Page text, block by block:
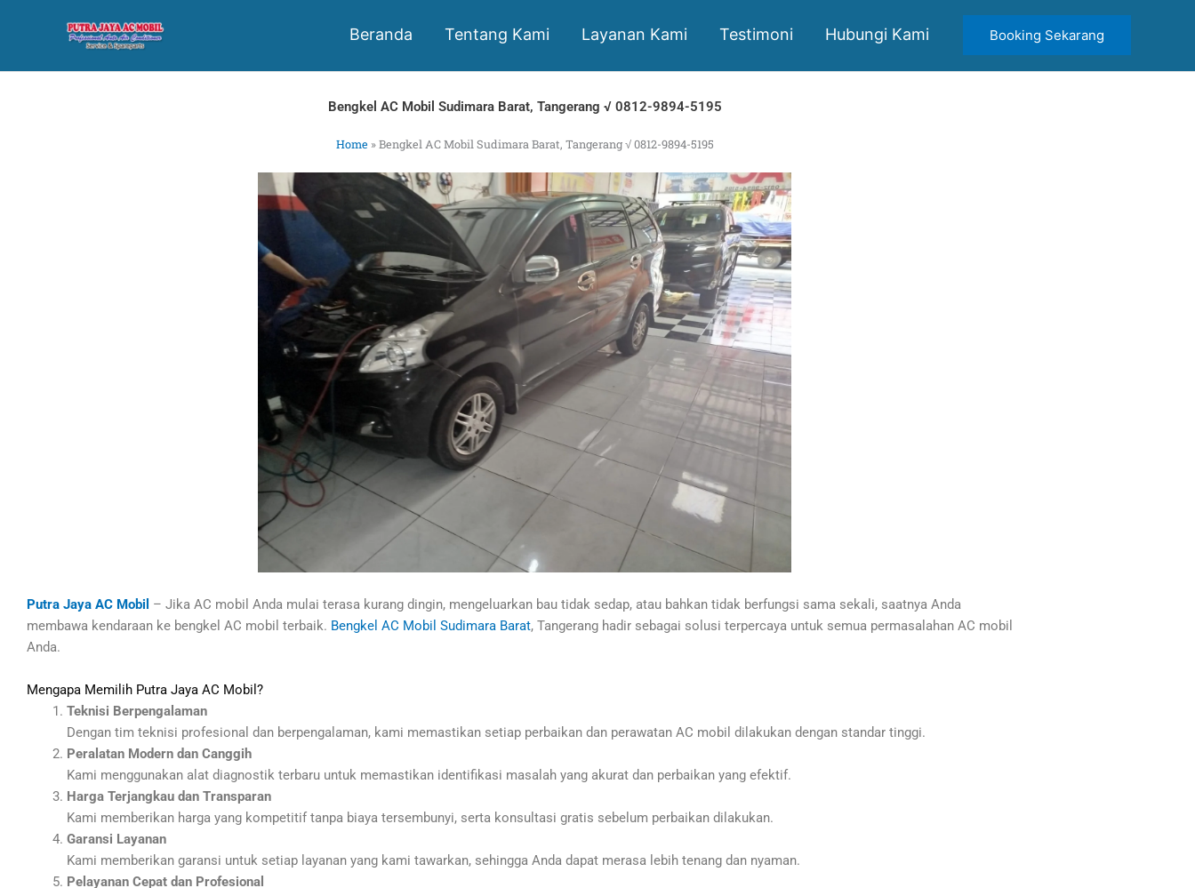
Beranda Tentang Kami Layanan Kami Testimoni Hubungi Kami Booking Sekarang
Bengkel AC Mobil Sudimara Barat, Tangerang √ 0812-9894-5195
Home »Bengkel AC Mobil Sudimara Barat, Tangerang √ 0812-9894-5195
Putra Jaya AC Mobil – Jika AC mobil Anda mulai terasa kurang dingin, mengeluarkan bau tidak sedap, atau bahkan tidak berfungsi sama sekali, saatnya Anda
membawa kendaraan ke bengkel AC mobil terbaik. Bengkel AC Mobil Sudimara Barat, Tangerang hadir sebagai solusi terpercaya untuk semua permasalahan AC mobil
Anda.
Mengapa Memilih Putra Jaya AC Mobil?
Teknisi Berpengalaman
Dengan tim teknisi profesional dan berpengalaman, kami memastikan setiap perbaikan dan perawatan AC mobil dilakukan dengan standar tinggi.
Peralatan Modern dan Canggih
Kami menggunakan alat diagnostik terbaru untuk memastikan identifikasi masalah yang akurat dan perbaikan yang efektif.
Harga Terjangkau dan Transparan
Kami memberikan harga yang kompetitif tanpa biaya tersembunyi, serta konsultasi gratis sebelum perbaikan dilakukan.
Garansi Layanan
Kami memberikan garansi untuk setiap layanan yang kami tawarkan, sehingga Anda dapat merasa lebih tenang dan nyaman.
Pelayanan Cepat dan Profesional